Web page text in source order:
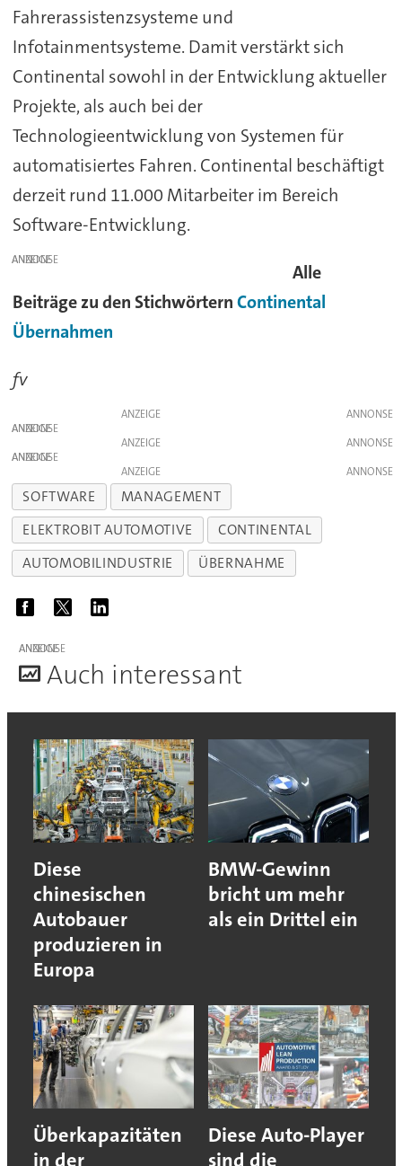
Fahrerassistenzsysteme und
Infotainmentsysteme. Damit verstärkt sich
Continental sowohl in der Entwicklung aktueller
Projekte, als auch bei der
Technologieentwicklung von Systemen für
automatisiertes Fahren. Continental beschäftigt
derzeit rund 11.000 Mitarbeiter im Bereich
Software-Entwicklung.
ANZEIGE
Alle
Beiträge zu den StichwörternContinental
Übernahmen
fv
ANZEIGE
ANZEIGE
ANZEIGE
ANZEIGE
ANZEIGE
SOFTWARE
MANAGEMENT
ELEKTROBIT AUTOMOTIVE
CONTINENTAL
AUTOMOBILINDUSTRIE
ÜBERNAHME
ANZEIGE
Auch interessant
Diese
chinesischen
Autobauer
produzieren in
Europa
BMW-Gewinn
bricht um mehr
als ein Drittel ein
Überkapazitäten
in der
Diese Auto-Player
sind die